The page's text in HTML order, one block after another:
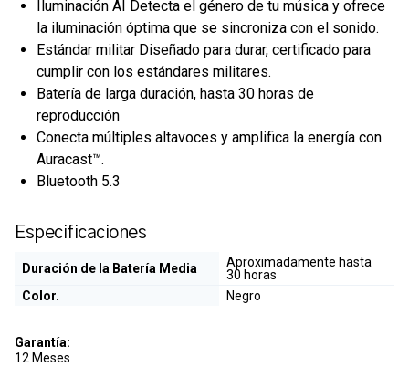
Iluminación AI Detecta el género de tu música y ofrece
la iluminación óptima que se sincroniza con el sonido.
Estándar militar Diseñado para durar, certificado para
cumplir con los estándares militares.
Batería de larga duración, hasta 30 horas de
reproducción
Conecta múltiples altavoces y amplifica la energía con
Auracast™.
Bluetooth 5.3
Especificaciones
Duración de la Batería Media
Aproximadamente hasta
30 horas
Color.
Negro
Garantía:
12 Meses